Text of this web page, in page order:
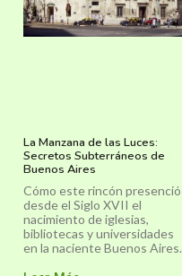
La Manzana de las Luces:
Secretos Subterráneos de
Buenos Aires
Cómo este rincón presenció
desde el Siglo XVII el
nacimiento de iglesias,
bibliotecas y universidades
en la naciente Buenos Aires.